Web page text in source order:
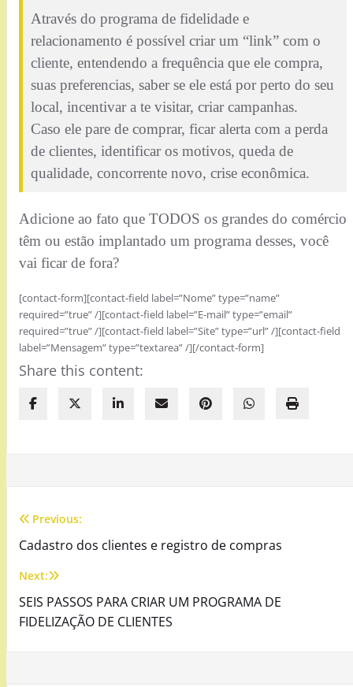
Através do programa de fidelidade e
relacionamento é possível criar um “link” com o
cliente, entendendo a frequência que ele compra,
suas preferencias, saber se ele está por perto do seu
local, incentivar a te visitar, criar campanhas.
Caso ele pare de comprar, ficar alerta com a perda
de clientes, identificar os motivos, queda de
qualidade, concorrente novo, crise econômica.
Adicione ao fato que TODOS os grandes do comércio
têm ou estão implantado um programa desses, você
vai ficar de fora?
[contact-form][contact-field label=”Nome” type=”name”
required=”true” /][contact-field label=”E-mail” type=”email”
required=”true” /][contact-field label=”Site” type=”url” /][contact-field
label=”Mensagem” type=”textarea” /][/contact-form]
Share this content:
Navegação
de
Post
Previous:
Cadastro dos clientes e registro de compras
Next:
SEIS PASSOS PARA CRIAR UM PROGRAMA DE
FIDELIZAÇÃO DE CLIENTES